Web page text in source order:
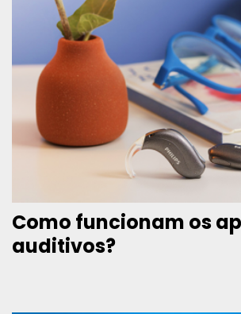
Como funcionam os
auditivos?